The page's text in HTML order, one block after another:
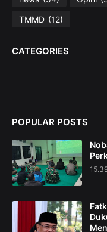
TMMD (12)
CATEGORIES
POPULAR POSTS